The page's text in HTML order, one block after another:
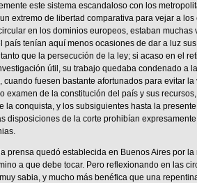
este sistema escandaloso con los
extremo de libertad comparativa para vejar a los
en los dominios europeos, estaban
país tenían aquí menos ocasiones de dar a luz
que la persecución de la ley; si acaso en el
útil, su trabajo quedaba condenado a
cuando fuesen bastante afortunados para evitar
examen de la constitución del país y sus
la conquista, y los subsiguientes hasta la
disposiciones de la corte prohibían
prensa quedó establecida en Buenos Aires por
a que debe tocar. Pero reflexionando en las
sabia, y mucho más benéfica que una